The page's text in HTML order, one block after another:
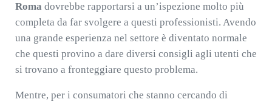
Roma dovrebbe rapportarsi a un’ispezione molto più
completa da far svolgere a questi professionisti. Avendo
una grande esperienza nel settore è diventato normale
che questi provino a dare diversi consigli agli utenti che
si trovano a fronteggiare questo problema.
Mentre, per i consumatori che stanno cercando di